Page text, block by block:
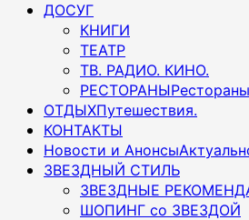
ДОСУГ
КНИГИ
ТЕАТР
ТВ. РАДИО. КИНО.
РЕСТОРАНЫ
ОТДЫХПутешествия.
КОНТАКТЫ
Новости и Анонсы
ЗВЕЗДНЫЙ СТИЛЬ
ЗВЕЗДНЫЕ
ШОПИНГ со ЗВЕЗДОЙ